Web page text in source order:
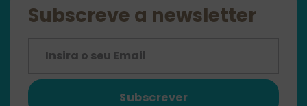
Subscreve a newsletter
Subscrever